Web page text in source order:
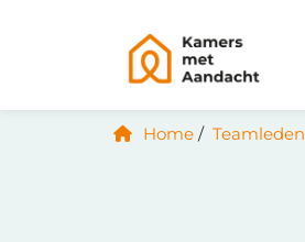
Home Teamleden